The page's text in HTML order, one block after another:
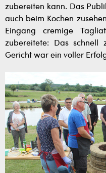
zubereiten kann. Das
auch beim Kochen
Eingang cremige
zubereitete: Das schnell
Gericht war ein voller